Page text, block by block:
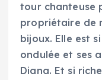
tour chanteuse
propriétaire de
bijoux. Elle est
ondulée et ses
Diana. Et si